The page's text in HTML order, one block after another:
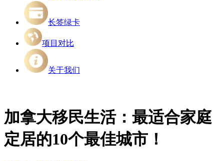
长签绿卡
项目对比
关于我们
加拿大移民生活：最适合家庭
定居的10个最佳城市！